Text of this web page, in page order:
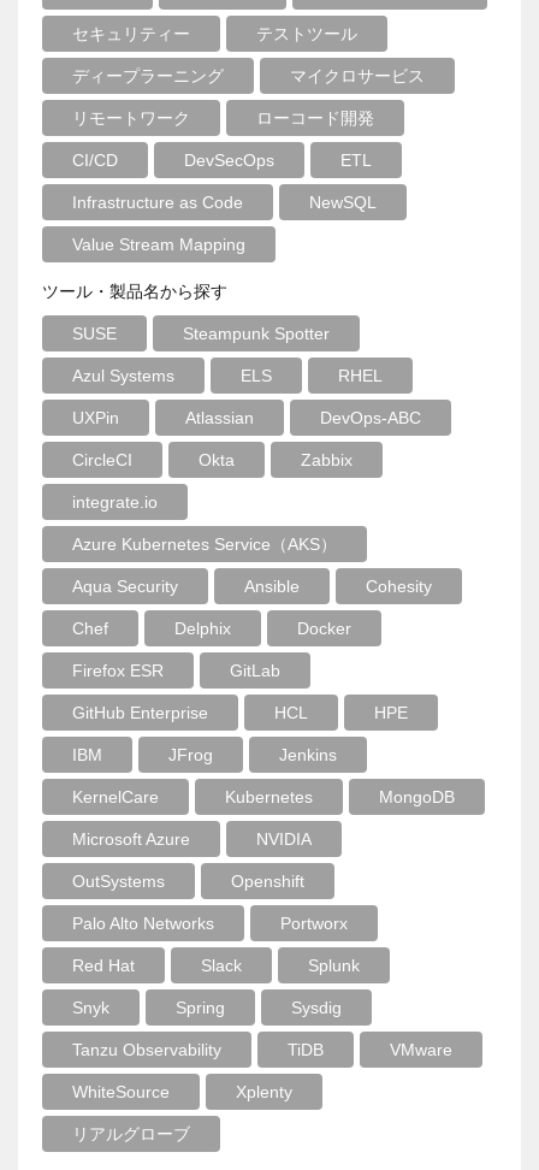
セキュリティー テストツール
ディープラーニング マイクロサービス
リモートワーク ローコード開発
CI/CD DevSecOps ETL
Infrastructure as Code NewSQL
Value Stream Mapping
ツール・製品名から探す
SUSE Steampunk Spotter
Azul Systems ELS RHEL
UXPin Atlassian DevOps-ABC
CircleCI Okta Zabbix
integrate.io
Azure Kubernetes Service（AKS）
Aqua Security Ansible Cohesity
Chef Delphix Docker
Firefox ESR GitLab
GitHub Enterprise HCL HPE
IBM JFrog Jenkins
KernelCare Kubernetes MongoDB
Microsoft Azure NVIDIA
OutSystems Openshift
Palo Alto Networks Portworx
Red Hat Slack Splunk
Snyk Spring Sysdig
Tanzu Observability TiDB VMware
WhiteSource Xplenty
リアルグローブ